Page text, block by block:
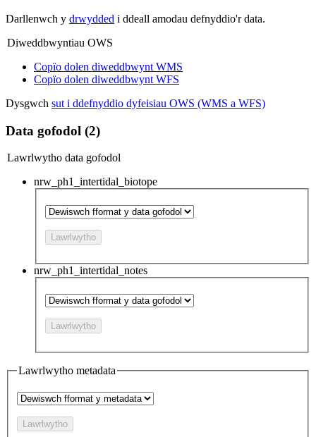
Darllenwch y drwydded i ddeall amodau defnyddio'r data.
Diweddbwyntiau OWS
Copïo dolen diweddbwynt WMS
Copïo dolen diweddbwynt WFS
Dysgwch sut i ddefnyddio dyfeisiau OWS (WMS a WFS)
Data gofodol (2)
Lawrlwytho data gofodol
nrw_ph1_intertidal_biotope
Lawrlwytho
nrw_ph1_intertidal_notes
Lawrlwytho
Lawrlwytho metadata
Lawrlwytho